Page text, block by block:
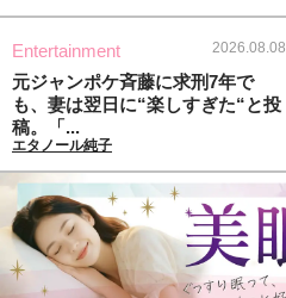
Entertainment 2026.08.08
元ジャンポケ斉藤に求刑7年で
も、妻は翌日に“楽しすぎた“と投
稿。「...
エタノール純子